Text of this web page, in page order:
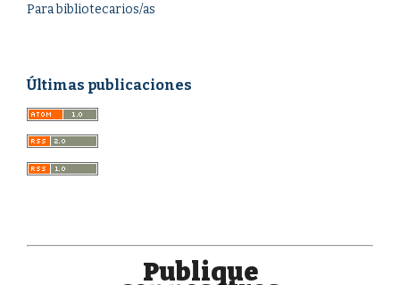
Para bibliotecarios/as
Últimas publicaciones
Publique